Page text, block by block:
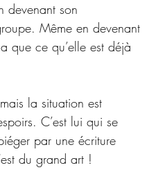
devenant son
Même en devenant
que ce qu’elle est déjà
la situation est
C’est lui qui se
par une écriture
du grand art !